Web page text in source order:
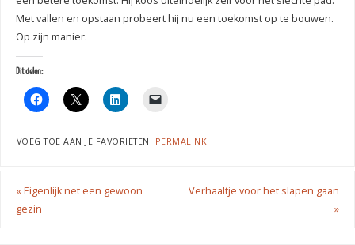
Met vallen en opstaan probeert hij nu een toekomst op te bouwen.
Op zijn manier.
Dit delen:
VOEG TOE AAN JE FAVORIETEN: PERMALINK.
«Eigenlijk net een gewoon
gezin
Verhaaltje voor het slapen gaan
»